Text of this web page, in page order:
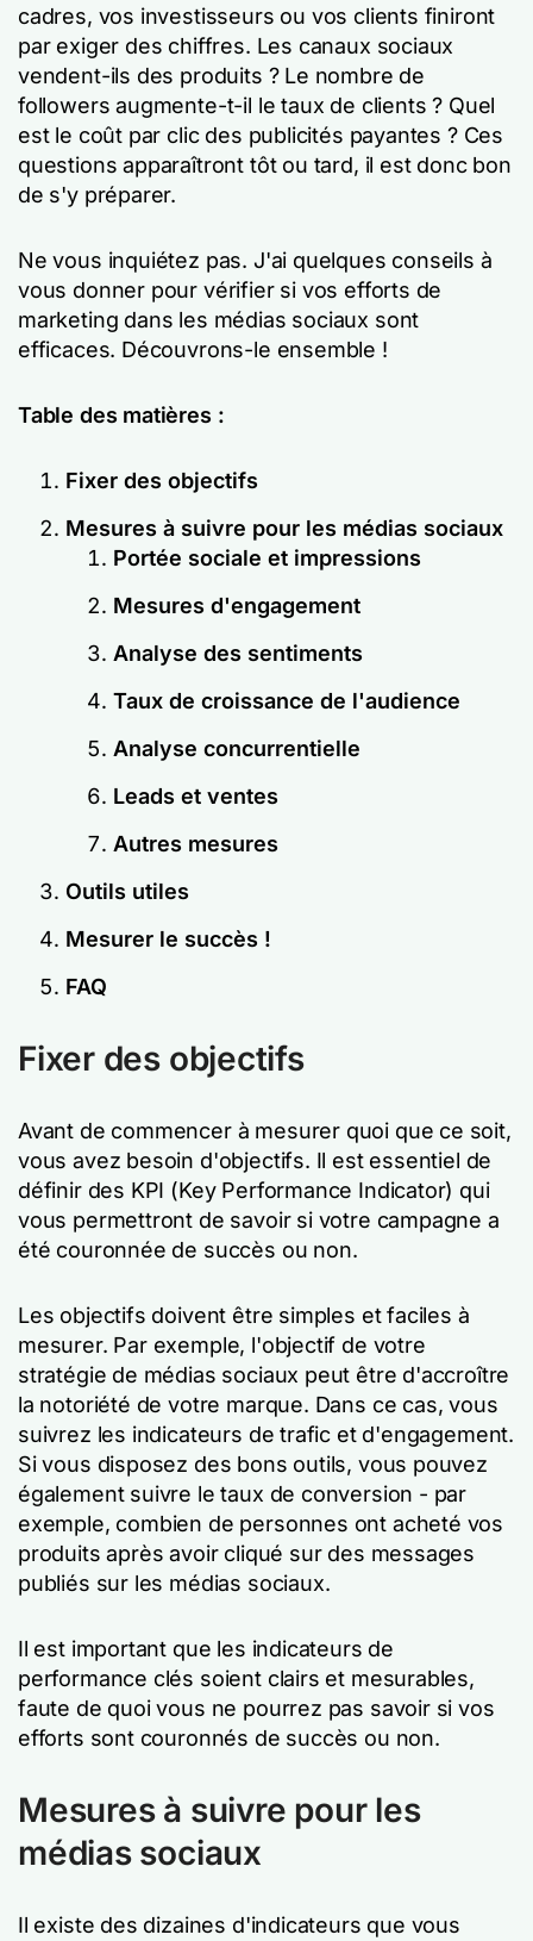
cadres, vos investisseurs ou vos clients finiront
par exiger des chiffres. Les canaux sociaux
vendent-ils des produits ? Le nombre de
followers augmente-t-il le taux de clients ? Quel
est le coût par clic des publicités payantes ? Ces
questions apparaîtront tôt ou tard, il est donc bon
de s'y préparer.
Ne vous inquiétez pas. J'ai quelques conseils à
vous donner pour vérifier si vos efforts de
marketing dans les médias sociaux sont
efficaces. Découvrons-le ensemble !
Table des matières :
Fixer des objectifs
Mesures à suivre pour les médias sociaux
Portée sociale et impressions
Mesures d'engagement
Analyse des sentiments
Taux de croissance de l'audience
Analyse concurrentielle
Leads et ventes
Autres mesures
Outils utiles
Mesurer le succès !
FAQ
Fixer des objectifs
Avant de commencer à mesurer quoi que ce soit,
vous avez besoin d'objectifs. Il est essentiel de
définir des KPI (Key Performance Indicator) qui
vous permettront de savoir si votre campagne a
été couronnée de succès ou non.
Les objectifs doivent être simples et faciles à
mesurer. Par exemple, l'objectif de votre
stratégie de médias sociaux peut être d'accroître
la notoriété de votre marque. Dans ce cas, vous
suivrez les indicateurs de trafic et d'engagement.
Si vous disposez des bons outils, vous pouvez
également suivre le taux de conversion - par
exemple, combien de personnes ont acheté vos
produits après avoir cliqué sur des messages
publiés sur les médias sociaux.
Il est important que les indicateurs de
performance clés soient clairs et mesurables,
faute de quoi vous ne pourrez pas savoir si vos
efforts sont couronnés de succès ou non.
Mesures à suivre pour les
médias sociaux
Il existe des dizaines d'indicateurs que vous